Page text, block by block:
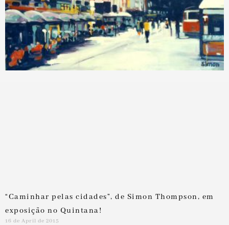
“Caminhar pelas cidades”, de Simon Thompson, em
exposição no Quintana!
16 de April de 2015